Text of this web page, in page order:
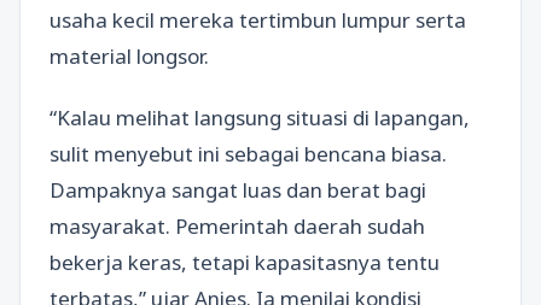
usaha kecil mereka tertimbun lumpur serta
material longsor.
“Kalau melihat langsung situasi di lapangan,
sulit menyebut ini sebagai bencana biasa.
Dampaknya sangat luas dan berat bagi
masyarakat. Pemerintah daerah sudah
bekerja keras, tetapi kapasitasnya tentu
terbatas,” ujar Anies. Ia menilai kondisi